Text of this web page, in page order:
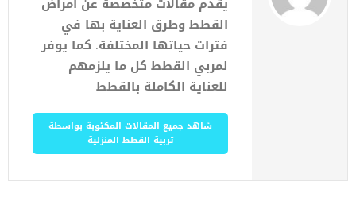
القطط وطرق العناية بها في
فترات حياتها المختلفة. كما يوفر
لمربي القطط كل ما يلزمهم
للعناية الكاملة بالقطط
شاهد جميع المقالات المكتوبة بواسطة
تربية القطط المنزلية